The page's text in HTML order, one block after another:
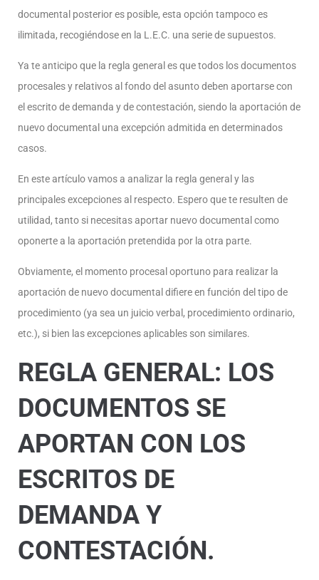
documental posterior es posible, esta opción tampoco es
ilimitada, recogiéndose en la L.E.C. una serie de supuestos.
Ya te anticipo que la regla general es que todos los documentos
procesales y relativos al fondo del asunto deben aportarse con
el escrito de demanda y de contestación, siendo la aportación de
nuevo documental una excepción admitida en determinados
casos.
En este artículo vamos a analizar la regla general y las
principales excepciones al respecto. Espero que te resulten de
utilidad, tanto si necesitas aportar nuevo documental como
oponerte a la aportación pretendida por la otra parte.
Obviamente, el momento procesal oportuno para realizar la
aportación de nuevo documental difiere en función del tipo de
procedimiento (ya sea un juicio verbal, procedimiento ordinario,
etc.), si bien las excepciones aplicables son similares.
REGLA GENERAL: LOS
DOCUMENTOS SE
APORTAN CON LOS
ESCRITOS DE
DEMANDA Y
CONTESTACIÓN.